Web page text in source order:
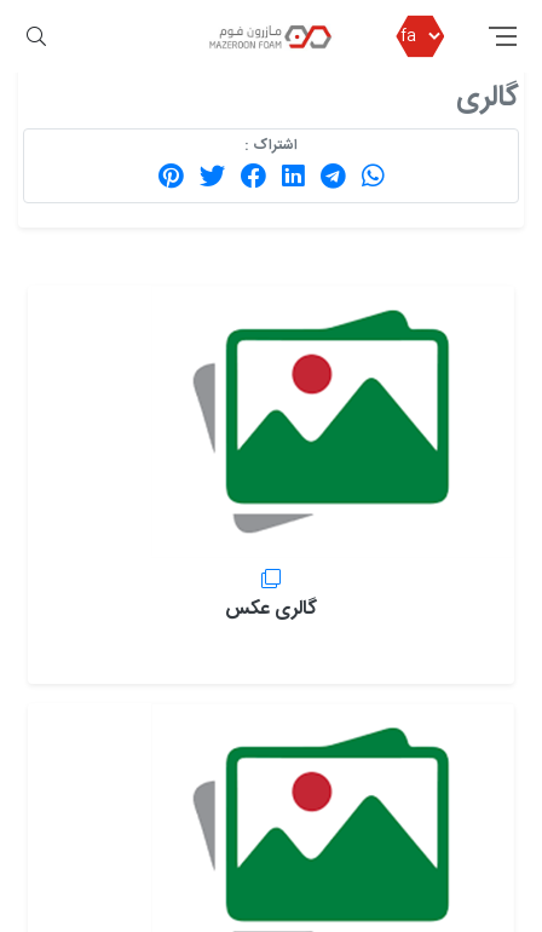
مازرون فوم گالری
گالری
اشتراک :
گالری عکس